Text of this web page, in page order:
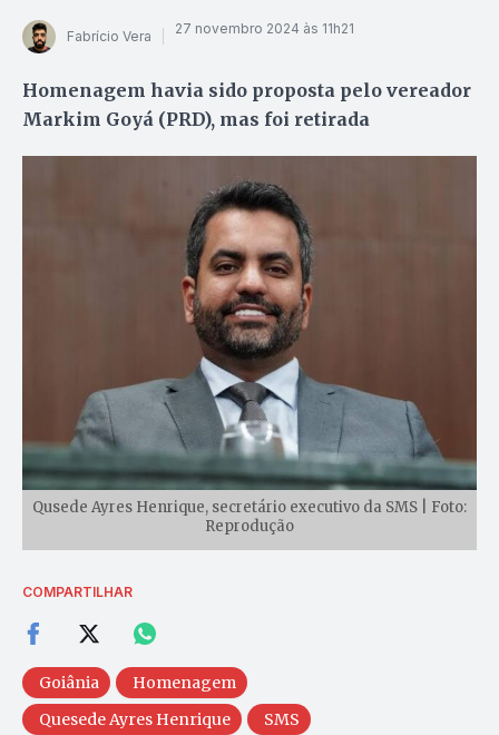
Fabrício Vera 27 novembro 2024 às 11h21
Homenagem havia sido proposta pelo vereador
Markim Goyá (PRD), mas foi retirada
Qusede Ayres Henrique, secretário executivo da SMS | Foto:
Reprodução
COMPARTILHAR
Goiânia
Homenagem
Quesede Ayres Henrique
SMS